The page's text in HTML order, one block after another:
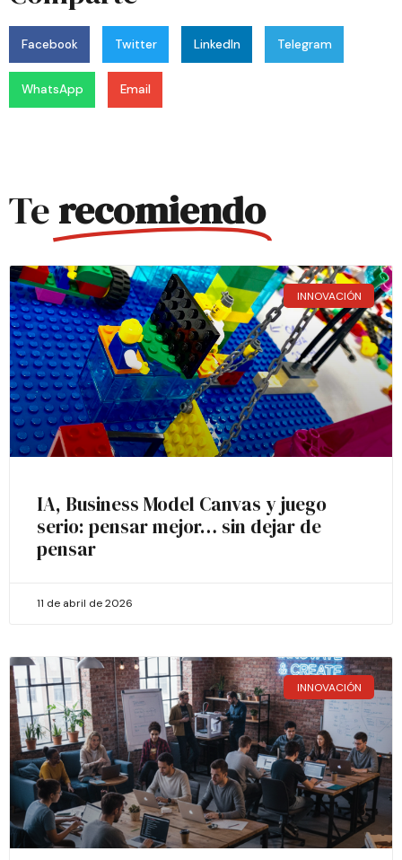
Facebook Twitter LinkedIn Telegram
WhatsApp Email
Terecomiendo
INNOVACIÓN
IA, Business Model Canvas y juego
serio: pensar mejor… sin dejar de
pensar
11 de abril de 2026
INNOVACIÓN